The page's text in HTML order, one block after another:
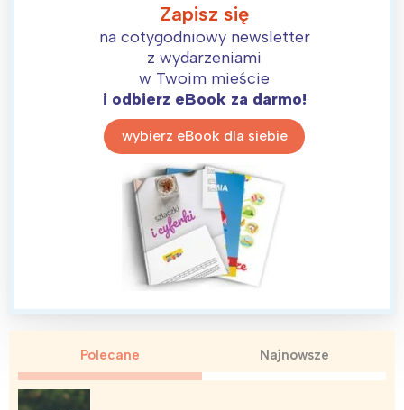
Zapisz się
na cotygodniowy newsletter
z wydarzeniami
w Twoim mieście
i odbierz eBook za darmo!
wybierz eBook dla siebie
Polecane Najnowsze